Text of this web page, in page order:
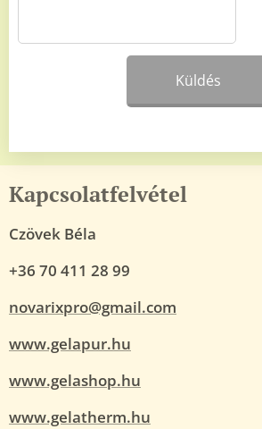
Küldés
Kapcsolatfelvétel
Czövek Béla
+36 70 411 28 99
novarixpro@gmail.com
www.gelapur.hu
www.gelashop.hu
www.gelatherm.hu